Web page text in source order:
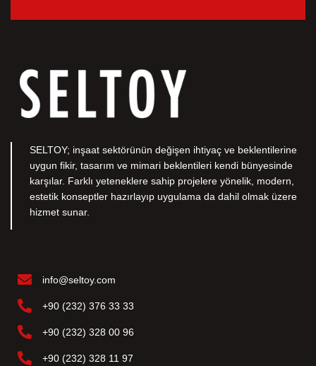
SELTOY; inşaat sektörünün değişen ihtiyaç ve beklentilerine
uygun fikir, tasarım ve mimari beklentileri kendi bünyesinde
karşılar. Farklı yeteneklere sahip projelere yönelik, modern,
estetik konseptler hazırlayıp uygulama da dahil olmak üzere
hizmet sunar.
info@seltoy.com
+90 (232) 376 33 33
+90 (232) 328 00 96
+90 (232) 328 11 97